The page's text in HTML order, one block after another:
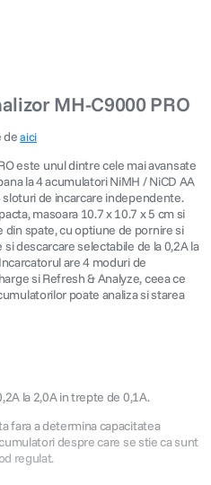
MH-C9000 PRO
deaici
este unul dintre cele mai avansate
la 4 acumulatori NiMH / NiCD AA
sloturi de incarcare independente.
masoara 10.7 x 10.7 x 5 cm si
din spate, cu optiune de pornire si
descarcare selectabile de la 0,2A la
are 4 moduri de
si Refresh & Analyze, ceea ce
poate analiza si starea
la 2,0A in trepte de 0,1A.
fara a determina capacitatea
despre care se stie ca sunt
regulat.